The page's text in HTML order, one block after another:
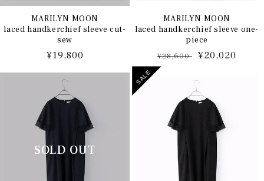
MARILYN MOON
laced handkerchief sleeve cut-
sew
通
常
格
¥19,800
MARILYN MOON
laced handkerchief sleeve one-
piece
通
常
¥28,600
セ
ル
価
¥20,020
SALE